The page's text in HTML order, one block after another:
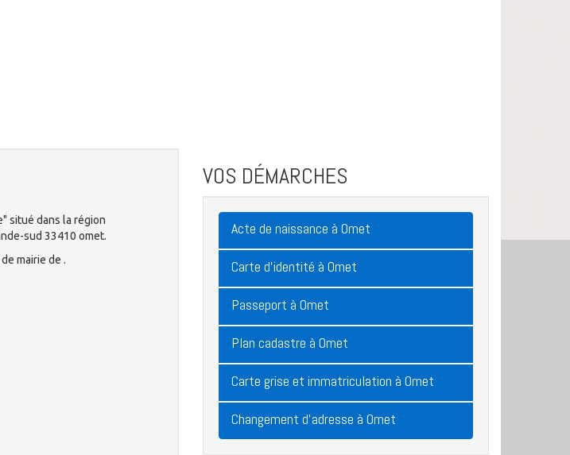
situé dans la région
sud 33410 omet.
mairie de .
VOS DÉMARCHES
Acte de naissance à Omet
Carte d'identité à Omet
Passeport à Omet
Plan cadastre à Omet
Carte grise et immatriculation à Omet
Changement d'adresse à Omet